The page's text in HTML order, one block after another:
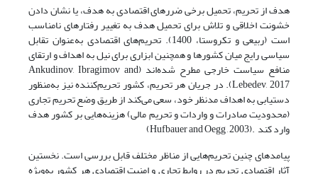
هدف از تحریم، تحمیل برخی ضررهای اقتصادی به هدف، یا نشان دادن
خشونت اخلاقی و تلاش برای تحمیل هدف به تغییر رفتارهای نامناسب
است (ربیعی و تکروستا، 1400). تحریم‌های اقتصادی به‌عنوان تقابل
سیاسی رایج میان کشورها و همچنین ابزاری برای نیل به اهداف و ارتقای
منافع سیاست خارجی مطرح شده‌اند (Ankudinov, Ibragimov and
Lebedev, 2017). در جریان هر تحریم، کشور تحریم‌کننده نیز به‌منظور
دستیابی به اهداف مد‌نظر خود، سعی می‌کند از طریق وضع تحریم تجاری
(محدودیت صادرات و واردات و تحریم مالی) هزینه‌هایی بر کشور هدف
وارد کند .(Hufbauer and Oegg , 2003)
پیامدهای چنین تحریم‌هایی از مناظر مختلف قابل بررسی است. نخستین